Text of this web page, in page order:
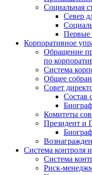
Социальная
Север
Первые
Корпоративное
Обращение
по
Система
Общее
Совет
Состав
Комитеты
Президент и
Система контроля
Система
Риск-